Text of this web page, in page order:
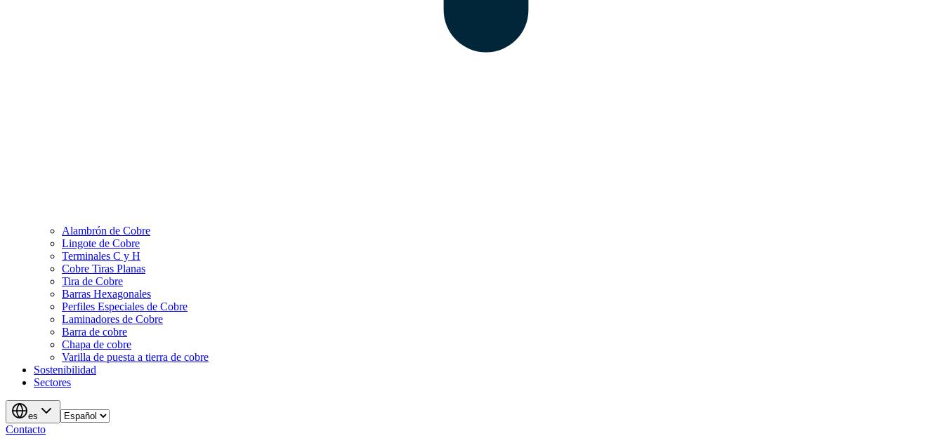
Alambrón de Cobre
Lingote de Cobre
Terminales C y H
Cobre Tiras Planas
Tira de Cobre
Barras Hexagonales
Perfiles Especiales de Cobre
Laminadores de Cobre
Barra de cobre
Chapa de cobre
Varilla de puesta a tierra de cobre
Sostenibilidad
Sectores
es
Contacto